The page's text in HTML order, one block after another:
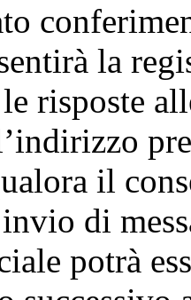
la
risposte
il
di
potrà